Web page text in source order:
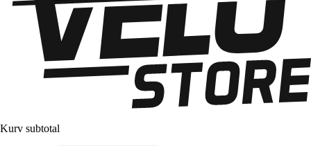
Kurv subtotal